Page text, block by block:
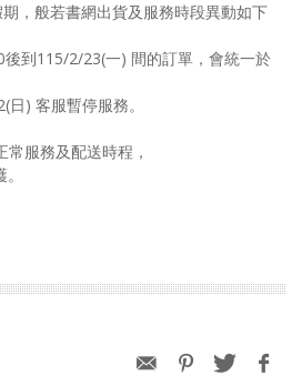
，般若書網出貨及服務時段異動如下
到115/2/23(一) 間的訂單，會統一於
) 客服暫停服務。
服務及配送時程，